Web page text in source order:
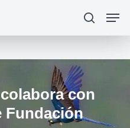
search
Buscar
con
Fundación